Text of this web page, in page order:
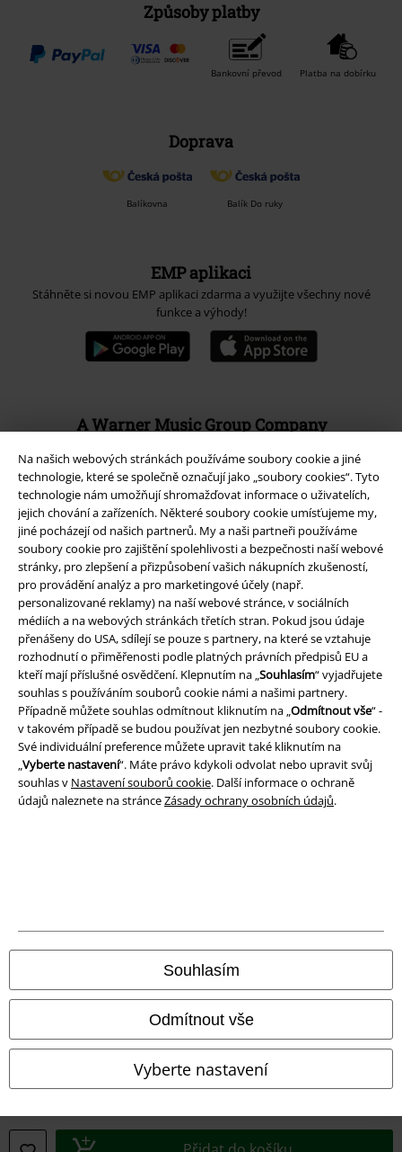
Na našich webových stránkách používáme soubory cookie a jiné
technologie, které se společně označují jako „soubory cookies“. Tyto
technologie nám umožňují shromažďovat informace o uživatelích,
jejich chování a zařízeních. Některé soubory cookie umísťujeme my,
jiné pocházejí od našich partnerů. My a naši partneři používáme
soubory cookie pro zajištění spolehlivosti a bezpečnosti naší webové
stránky, pro zlepšení a přizpůsobení vašich nákupních zkušeností,
pro provádění analýz a pro marketingové účely (např.
personalizované reklamy) na naší webové stránce, v sociálních
médiích a na webových stránkách třetích stran. Pokud jsou údaje
přenášeny do USA, sdílejí se pouze s partnery, na které se vztahuje
rozhodnutí o přiměřenosti podle platných právních předpisů EU a
kteří mají příslušné osvědčení. Klepnutím na „Souhlasím“ vyjadřujete
souhlas s používáním souborů cookie námi a našimi partnery.
Případně můžete souhlas odmítnout kliknutím na „Odmítnout vše“ -
v takovém případě se budou používat jen nezbytné soubory cookie.
Své individuální preference můžete upravit také kliknutím na
„Vyberte nastavení“. Máte právo kdykoli odvolat nebo upravit svůj
souhlas v Nastavení souborů cookie. Další informace o ochraně
údajů naleznete na stránceZásady ochrany osobních údajů.
Souhlasím
Odmítnout vše
Vyberte nastavení
Způsoby platby
Bankovní převod Platba na dobírku
Doprava
Balíkovna Balík Do ruky
EMP aplikaci
Stáhněte si novou EMP aplikaci zdarma a využijte všechny nové
funkce a výhody!
A Warner Music Group Company
Právní informace
Podmínky
Prohlášení
Ochrana osobních údajů
Odstoupení od smlouvy
Všechny ceny jsou včetně DPH, bezpoštovného a balného
© 1986-2026 EMP Merchandising